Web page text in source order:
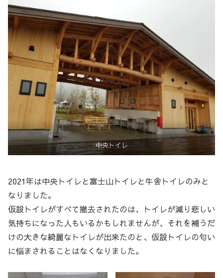
中央トイレ
2021年は中央トイレと富士山トイレと牛舎トイレのみと
なりました。
仮設トイレがすべて撤去されたのは、トイレが減り悲しい
気持ちになった人もいるかもしれませんが、それを補うだ
けの大きな綺麗なトイレが出来たのと、仮設トイレの匂い
に悩まされることはなくなりました。